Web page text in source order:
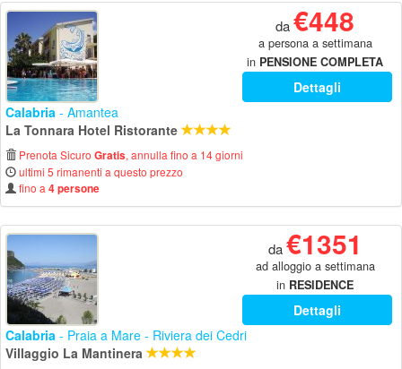
da€448
a persona a settimana
in PENSIONE COMPLETA
Dettagli
Calabria - Amantea
La Tonnara Hotel Ristorante
Prenota Sicuro Gratis, annulla fino a 14 giorni
ultimi 5 rimanenti a questo prezzo
fino a 4 persone
da€1351
ad alloggio a settimana
in RESIDENCE
Dettagli
Calabria - Praia a Mare - Riviera dei Cedri
Villaggio La Mantinera